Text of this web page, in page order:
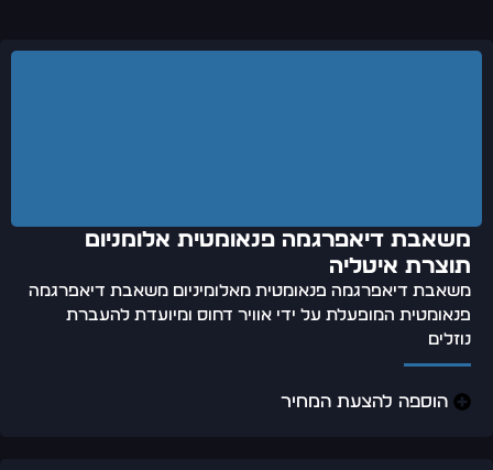
משאבת דיאפרגמה פנאומטית אלומניום
תוצרת איטליה
משאבת דיאפרגמה פנאומטית מאלומיניום משאבת דיאפרגמה
פנאומטית המופעלת על ידי אוויר דחוס ומיועדת להעברת
נוזלים
הוספה להצעת המחיר